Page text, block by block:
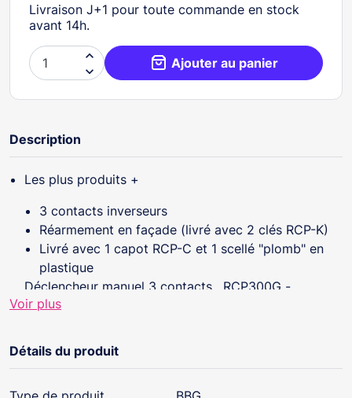
Livraison J+1 pour toute commande en stock
avant 14h.

 Ajouter au panier
Description
Les plus produits +
3 contacts inverseurs
Réarmement en façade (livré avec 2 clés RCP-K)
Livré avec 1 capot RCP-C et 1 scellé "plomb" en
plastique
Déclencheur manuel 3 contacts , RCP300G -
Caractéristiques :
d'encastrement électrique normalisée entraxe 60
mm)
Technologie : Membrane déformable (réarmable
Voir plus
Détails du produit